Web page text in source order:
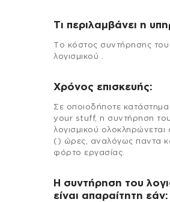
Τι περιλαμβάνει η
Το κόστος συντήρησης του
λογισμικού .
Χρόνος επισκευής:
Σε οποιοδήποτε
your stuff, η συντήρηση του
λογισμικού ολοκληρώνεται
() ώρες, αναλόγως παντα
φόρτο εργασίας.
Η συντήρηση του
είναι απαραίτητη εάν: